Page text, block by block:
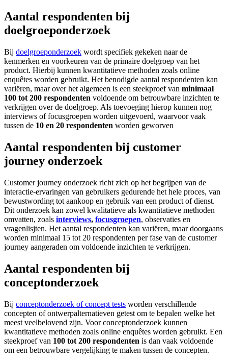
Aantal respondenten bij
doelgroeponderzoek
Bij doelgroeponderzoek wordt specifiek gekeken naar de
kenmerken en voorkeuren van de primaire doelgroep van het
product. Hierbij kunnen kwantitatieve methoden zoals online
enquêtes worden gebruikt. Het benodigde aantal respondenten kan
variëren, maar over het algemeen is een steekproef van minimaal
100 tot 200 respondenten voldoende om betrouwbare inzichten te
verkrijgen over de doelgroep. Als toevoeging hierop kunnen nog
interviews of focusgroepen worden uitgevoerd, waarvoor vaak
tussen de 10 en 20 respondenten worden geworven
Aantal respondenten bij customer
journey onderzoek
Customer journey onderzoek richt zich op het begrijpen van de
interactie-ervaringen van gebruikers gedurende het hele proces, van
bewustwording tot aankoop en gebruik van een product of dienst.
Dit onderzoek kan zowel kwalitatieve als kwantitatieve methoden
omvatten, zoals interviews, focusgroepen, observaties en
vragenlisjten. Het aantal respondenten kan variëren, maar doorgaans
worden minimaal 15 tot 20 respondenten per fase van de customer
journey aangeraden om voldoende inzichten te verkrijgen.
Aantal respondenten bij
conceptonderzoek
Bij conceptonderzoek of concept tests worden verschillende
concepten of ontwerpalternatieven getest om te bepalen welke het
meest veelbelovend zijn. Voor conceptonderzoek kunnen
kwantitatieve methoden zoals online enquêtes worden gebruikt. Een
steekproef van 100 tot 200 respondenten is dan vaak voldoende
om een betrouwbare vergelijking te maken tussen de concepten.